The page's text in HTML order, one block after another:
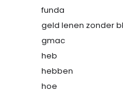
funda
geld lenen zonder
gmac
heb
hebben
hoe